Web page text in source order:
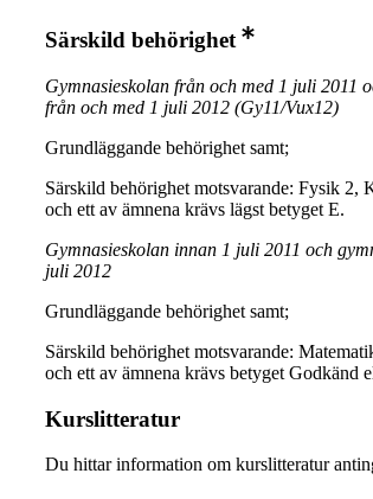
Särskild behörighet
Gymnasieskolan från och med 1 juli 2011
från och med 1 juli 2012 (Gy11/Vux12)
Grundläggande behörighet samt;
Särskild behörighet motsvarande: Fysik 2,
och ett av ämnena krävs lägst betyget E.
Gymnasieskolan innan 1 juli 2011 och
juli 2012
Grundläggande behörighet samt;
Särskild behörighet motsvarande:
och ett av ämnena krävs betyget Godkänd
Kurslitteratur
Du hittar information om kurslitteratur